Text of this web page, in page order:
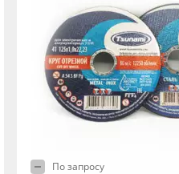
По запросу